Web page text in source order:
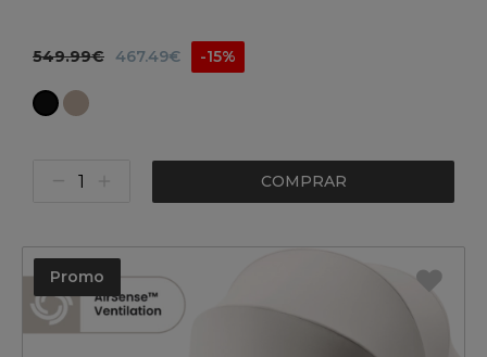
549.99€ 467.49€ -15%
COMPRAR
Promo